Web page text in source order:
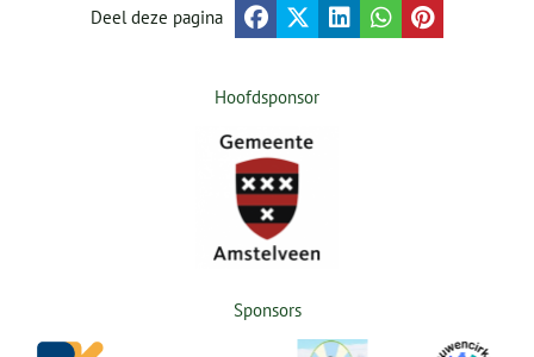
Deel deze pagina
Hoofdsponsor
Sponsors